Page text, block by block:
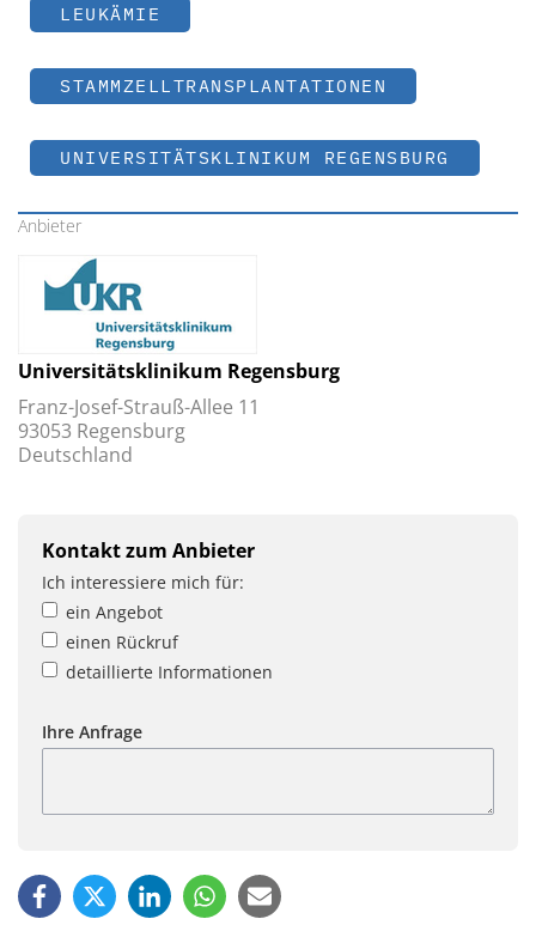
LEUKÄMIE
STAMMZELLTRANSPLANTATIONEN
UNIVERSITÄTSKLINIKUM REGENSBURG
Anbieter
Universitätsklinikum Regensburg
Franz-Josef-Strauß-Allee 11
93053 Regensburg
Deutschland
Kontakt zum Anbieter
Ich interessiere mich für:
ein Angebot
einen Rückruf
detaillierte Informationen
Ihre Anfrage